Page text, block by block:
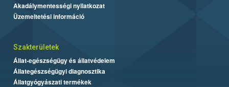
Akadálymentességi nyilatkozat
Üzemeltetési információ
Szakterületek
Állat-egészségügy és állatvédelem
Állategészségügyi diagnosztika
Állatgyógyászati termékek